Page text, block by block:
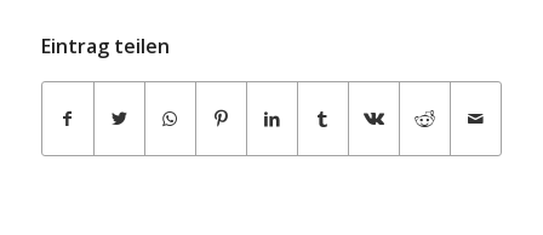
Eintrag teilen